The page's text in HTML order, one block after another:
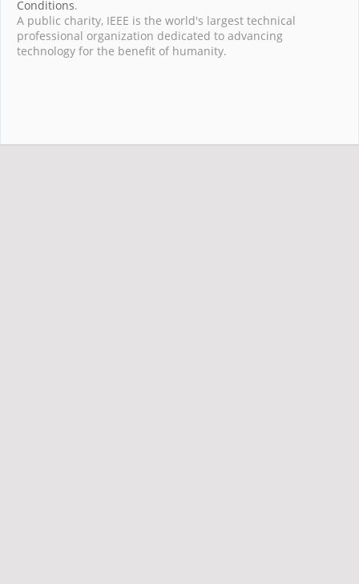
Conditions.
A public charity, IEEE is the world's largest technical
professional organization dedicated to advancing
technology for the benefit of humanity.